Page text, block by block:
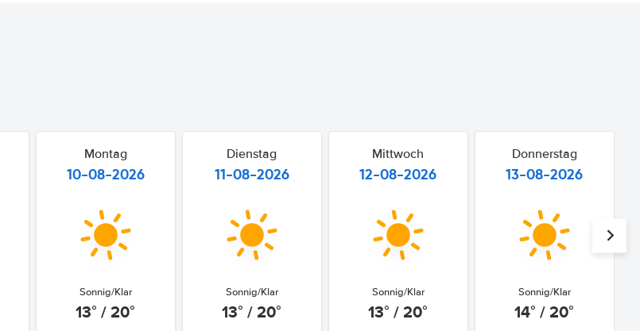
Montag
10-08-2026
Sonnig/Klar
13° / 20°
Dienstag
11-08-2026
Sonnig/Klar
13° / 20°
Mittwoch
12-08-2026
Sonnig/Klar
13° / 20°
Donnerstag
13-08-2026
Sonnig/Klar
14° / 20°